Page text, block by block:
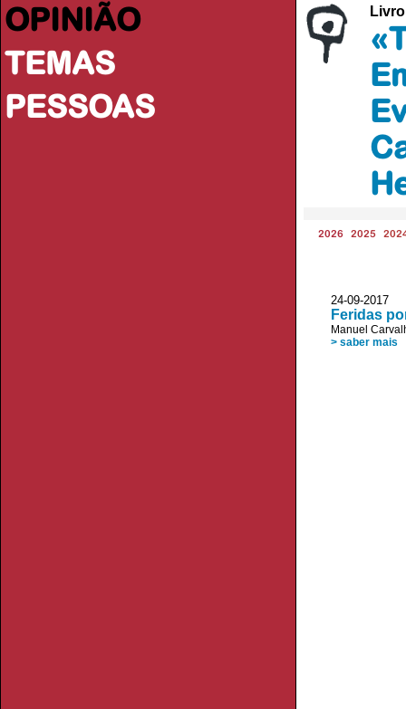
OPINIÃO
TEMAS
PESSOAS
Livro
2026 2025
24-09-2017
Feridas
Manuel
> saber mais